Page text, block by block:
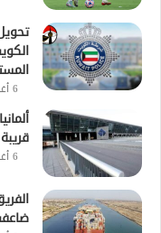
6 أغسطس، 2026
6 أغسطس، 2026